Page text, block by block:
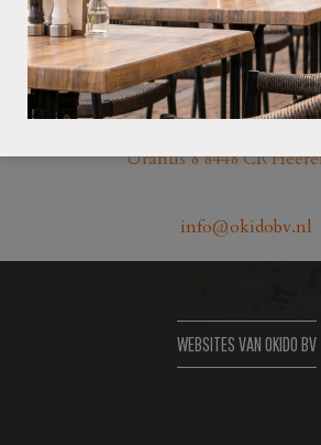
0513 418882
Uranus 8 8448 CR
info@okidobv.nl
WEBSITES VAN OKIDO BV